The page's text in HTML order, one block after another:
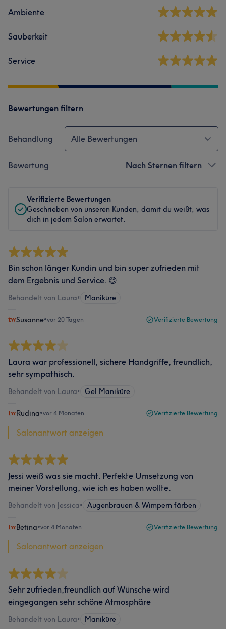
Ambiente
Sauberkeit
Service
Bewertungen filtern
Behandlung Alle Bewertungen
Bewertung Nach Sternen filtern
Verifizierte Bewertungen
Geschrieben von unseren Kunden, damit du weißt, was
dich in jedem Salon erwartet.
Bin schon länger Kundin und bin super zufrieden mit
dem Ergebnis und Service. 😊
Behandelt von Laura• Maniküre
Susanne•vor 20 Tagen Verifizierte Bewertung
Laura war professionell, sichere Handgriffe, freundlich,
sehr sympathisch.
Behandelt von Laura• Gel Maniküre
Rudina•vor 4 Monaten Verifizierte Bewertung
Salonantwort anzeigen
Jessi weiß was sie macht. Perfekte Umsetzung von
meiner Vorstellung, wie ich es haben wollte.
Behandelt von Jessica• Augenbrauen & Wimpern färben
Betina•vor 4 Monaten Verifizierte Bewertung
Salonantwort anzeigen
Sehr zufrieden,freundlich auf Wünsche wird
eingegangen sehr schöne Atmosphäre
Behandelt von Laura• Maniküre